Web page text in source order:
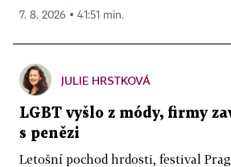
7. 8. 2026 ▪ 41:51 min.
JULIE HRSTKOVÁ
LGBT vyšlo z módy, firmy
s penězi
Letošní pochod hrdosti, festival